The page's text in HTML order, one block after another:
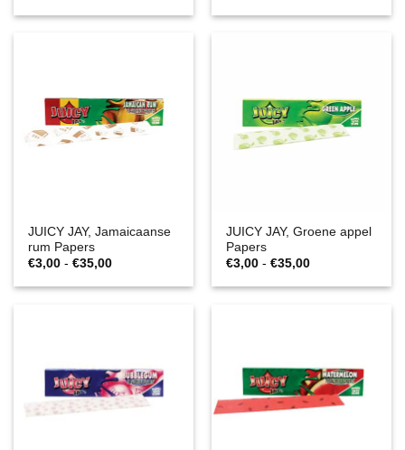
tot
tot
JUICY JAY, Jamaicaanse
rum Papers
€3,00 - €35,00Prijsklasse:
tot
JUICY JAY, Groene appel
Papers
€3,00 - €35,00Prijsklasse:
tot